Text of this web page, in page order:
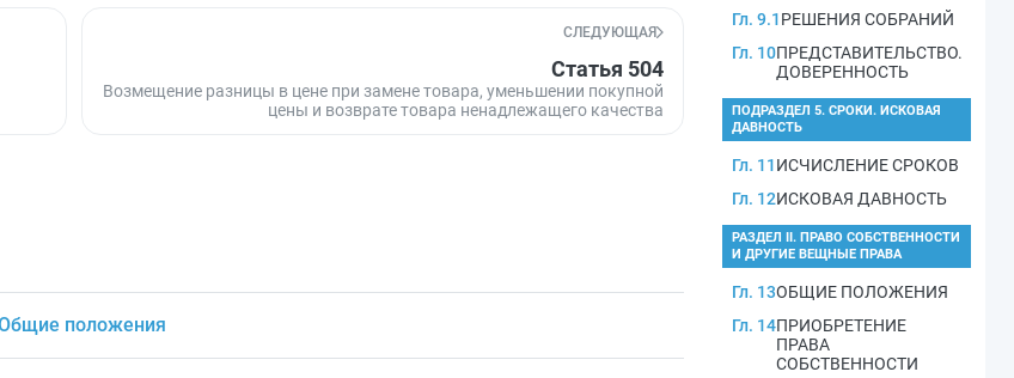
СЛЕДУЮЩАЯ
Статья 504
Возмещение разницы в цене при замене товара, уменьшении покупной
цены и возврате товара ненадлежащего качества
Общие положения
Гл. 9.1РЕШЕНИЯ СОБРАНИЙ
Гл. 10ПРЕДСТАВИТЕЛЬСТВО.
ДОВЕРЕННОСТЬ
ПОДРАЗДЕЛ 5. СРОКИ. ИСКОВАЯ
ДАВНОСТЬ
Гл. 11ИСЧИСЛЕНИЕ СРОКОВ
Гл. 12ИСКОВАЯ ДАВНОСТЬ
РАЗДЕЛ II. ПРАВО СОБСТВЕННОСТИ
И ДРУГИЕ ВЕЩНЫЕ ПРАВА
Гл. 13ОБЩИЕ ПОЛОЖЕНИЯ
Гл. 14ПРИОБРЕТЕНИЕ
ПРАВА
СОБСТВЕННОСТИ